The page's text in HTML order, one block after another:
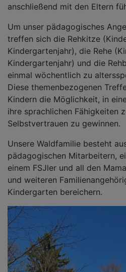
anschließend mit den Eltern
Um unser pädagogisches
treffen sich die Rehkitze
Kindergartenjahr), die Rehe
Kindergartenjahr) und die
einmal wöchentlich zu
Diese themenbezogenen
Kindern die Möglichkeit, in
ihre sprachlichen Fähigkeiten
Selbstvertrauen zu gewinnen.
Unsere Waldfamilie besteht
pädagogischen Mitarbeitern,
einem FSJler und all den
und weiteren
Kindergarten bereichern.